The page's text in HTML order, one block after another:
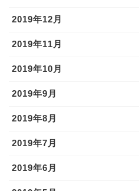
2019年12月
2019年11月
2019年10月
2019年9月
2019年8月
2019年7月
2019年6月